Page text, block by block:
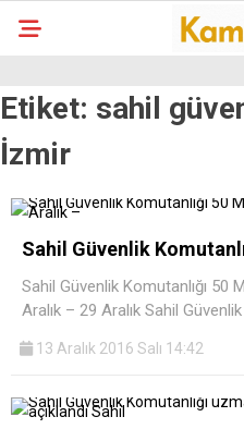
Etiket: sahil
İzmir
Sahil Güvenlik
Sahil Güvenlik Komutanlığı 50
Aralık – 29 Aralık Sahil
13 Aralık 2016 Salı 14:42